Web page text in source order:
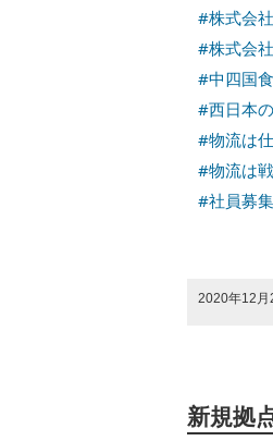
#株式会
#株式会
#中四国
#西日本
#物流は
#物流は
#社員募
2020年12月
新規拠